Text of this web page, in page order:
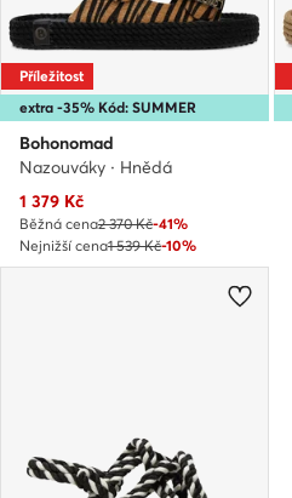
extra -35% Kód: SUMMER
Příležitost
Bohonomad
Nazouváky · Hnědá
Aktuální cena
1 379 Kč
Běžná cena2 370 Kč-41%
Nejnižší cena1 539 Kč-10%